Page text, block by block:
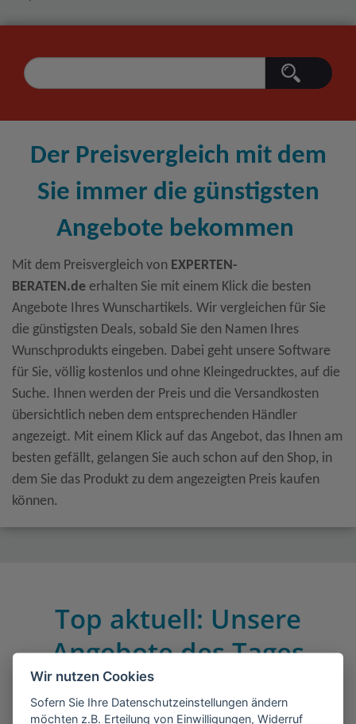
Der Preisvergleich mit dem
Sie immer die günstigsten
Angebote bekommen
Mit dem Preisvergleich von EXPERTEN-
BERATEN.de erhalten Sie mit einem Klick die besten
Angebote Ihres Wunschartikels. Wir vergleichen für Sie
die günstigsten Deals, sobald Sie den Namen Ihres
Wunschprodukts eingeben. Dabei geht unsere Software
für Sie, völlig kostenlos und ohne Kleingedrucktes, auf die
Suche. Ihnen werden der Preis und die Versandkosten
übersichtlich neben dem entsprechenden Händler
angezeigt. Mit einem Klick auf das Angebot, das Ihnen am
besten gefällt, gelangen Sie auch schon auf den Shop, in
dem Sie das Produkt zu dem angezeigten Preis kaufen
können.
Top aktuell: Unsere
Angebote des Tages
Previous
Wir nutzen Cookies
Sofern Sie Ihre Datenschutzeinstellungen ändern
möchten z.B. Erteilung von Einwilligungen, Widerruf